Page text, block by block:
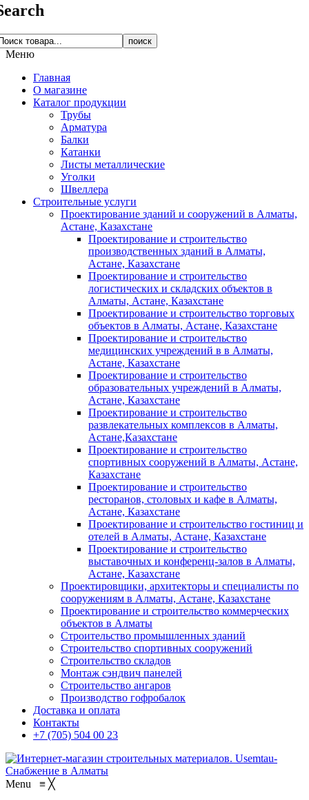
поиск
Меню
Главная
О магазине
Каталог продукции
Трубы
Арматура
Балки
Катанки
Листы металлические
Уголки
Швеллера
Строительные услуги
Проектирование зданий и сооружений в Алматы,
Астане, Казахстане
Проектирование и строительство
производственных зданий в Алматы,
Астане, Казахстане
Проектирование и строительство
логистических и складских объектов в
Алматы, Астане, Казахстане
Проектирование и строительство торговых
объектов в Алматы, Астане, Казахстане
Проектирование и строительство
медицинских учреждений в в Алматы,
Астане, Казахстане
Проектирование и строительство
образовательных учреждений в Алматы,
Астане, Казахстане
Проектирование и строительство
развлекательных комплексов в Алматы,
Астане,Казахстане
Проектирование и строительство
спортивных сооружений в Алматы, Астане,
Казахстане
Проектирование и строительство
ресторанов, столовых и кафе в Алматы,
Астане, Казахстане
Проектирование и строительство гостиниц и
отелей в Алматы, Астане, Казахстане
Проектирование и строительство
выставочных и конференц-залов в Алматы,
Астане, Казахстане
Проектировщики, архитекторы и специалисты по
сооружениям в Алматы, Астане, Казахстане
Проектирование и строительство коммерческих
объектов в Алматы
Строительство промышленных зданий
Строительство спортивных сооружений
Строительство складов
Монтаж сэндвич панелей
Строительство ангаров
Производство гофробалок
Доставка и оплата
Контакты
+7 (705) 504 00 23
Menu ≡ ╳